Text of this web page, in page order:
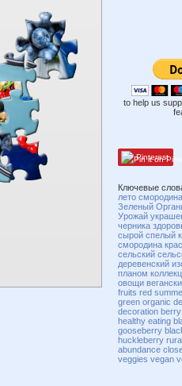
to help us
Pinterest
Ключевые
лето смородина
Зеленый
Урожай
черника
сырой спелый
смородина
сельский
деревенский
планом
овощи
fruits red
green organic
decoration berry
healthy eating
gooseberry
huckleberry
abundance
veggies vegan